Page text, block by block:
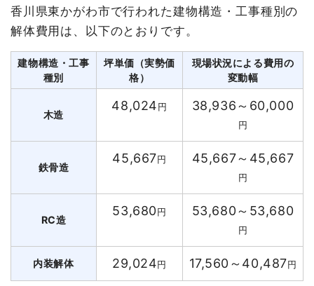
香川県東かがわ市で行われた建物構造・工事種別の
解体費用は、以下のとおりです。
建物構造・工事
種別
坪単価（実勢価
格）
現場状況による費用の
変動幅
木造
48,024円 38,936～60,000
円
鉄骨造
45,667円 45,667～45,667
円
RC造
53,680円 53,680～53,680
円
内装解体 29,024円 17,560～40,487円